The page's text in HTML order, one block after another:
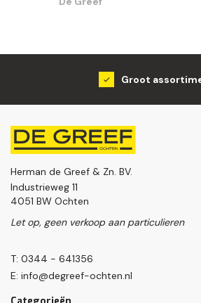
Groot
Herman de Greef & Zn. BV.
Industrieweg 11
4051 BW Ochten
Let op, geen verkoop aan particulieren
T: 0344 - 641356
E: info@degreef-ochten.nl